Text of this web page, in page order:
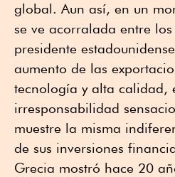
global. Aun así, en un
se ve acorralada entre
presidente
aumento de las
tecnología y alta calidad,
irresponsabilidad
muestre la misma
de sus inversiones
Grecia mostró hace 20